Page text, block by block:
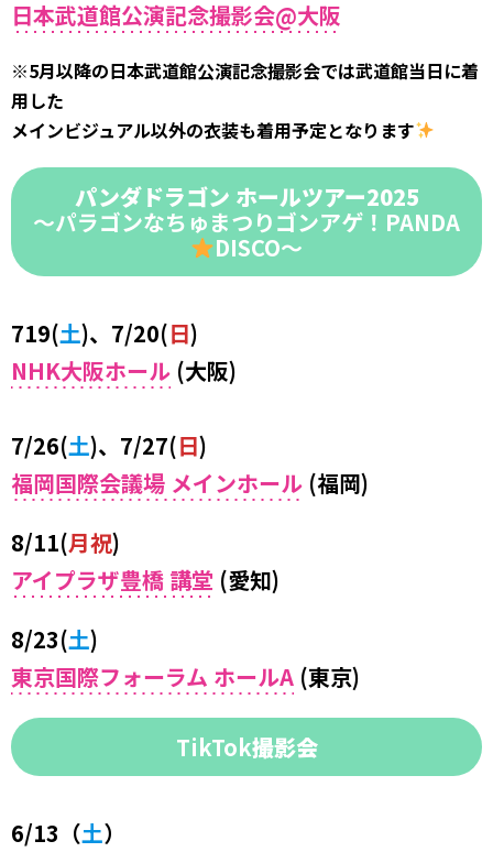
日本武道館公演記念撮影会@大阪
※5月以降の日本武道館公演記念撮影会では武道館当日に着
用した
メインビジュアル以外の衣装も着用予定となります
パンダドラゴン ホールツアー2025
～パラゴンなちゅまつりゴンアゲ！PANDA
DISCO～
719(土)、7/20(日)
NHK大阪ホール (大阪)
7/26(土)、7/27(日)
福岡国際会議場 メインホール (福岡)
8/11(月祝)
アイプラザ豊橋 講堂 (愛知)
8/23(土)
東京国際フォーラム ホールA (東京)
TikTok撮影会
6/13（土）